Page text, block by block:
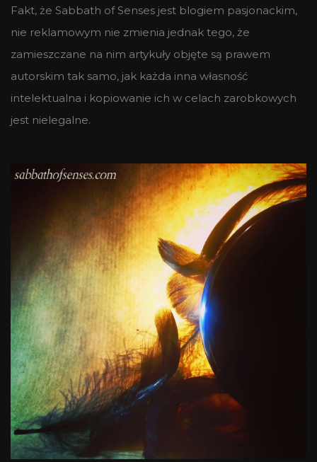
Fakt, że Sabbath of Senses jest blogiem pasjonackim,
nie reklamowym nie zmienia jednak tego, że
zamieszczane na nim artykuły objęte są prawem
autorskim tak samo, jak każda inna własność
intelektualna i kopiowanie ich w celach zarobkowych
jest nielegalne.